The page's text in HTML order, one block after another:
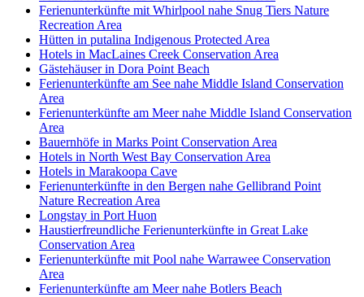
Ferienunterkünfte mit Whirlpool nahe Snug Tiers Nature
Recreation Area
Hütten in putalina Indigenous Protected Area
Hotels in MacLaines Creek Conservation Area
Gästehäuser in Dora Point Beach
Ferienunterkünfte am See nahe Middle Island Conservation
Area
Ferienunterkünfte am Meer nahe Middle Island Conservation
Area
Bauernhöfe in Marks Point Conservation Area
Hotels in North West Bay Conservation Area
Hotels in Marakoopa Cave
Ferienunterkünfte in den Bergen nahe Gellibrand Point
Nature Recreation Area
Longstay in Port Huon
Haustierfreundliche Ferienunterkünfte in Great Lake
Conservation Area
Ferienunterkünfte mit Pool nahe Warrawee Conservation
Area
Ferienunterkünfte am Meer nahe Botlers Beach